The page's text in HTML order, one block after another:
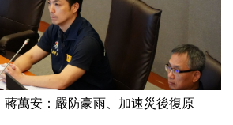
萬安：嚴防豪雨、加速災後復原